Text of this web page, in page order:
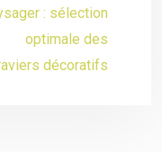
: sélection
optimale des
décoratifs